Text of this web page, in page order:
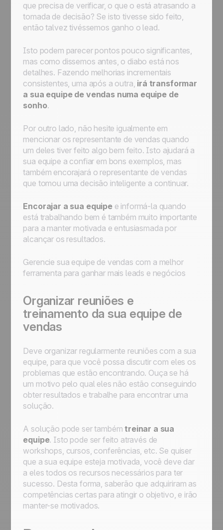
que precisa de verificar, o que o está atrasando a
tomada de decisão? Se isto tivesse sido feito,
então talvez tivéssemos ganho o lead.
Isto podem parecer pontos pouco significantes,
mas como dissemos antes, o diabo está nos
detalhes. Fazendo melhorias incrementais
consistentes, uma após a outra, irá transformar
a sua equipe de vendas numa equipe de
sonho.
Por outro lado, não hesite igualmente em
mencionar os representante de vendas quando
um deles tiver feito algo bem feito. Isto ajudará a
sua equipe a confiar em bons exemplos, mas
também encorajará o representante de vendas
que tomou uma decisão inteligente a continuar.
Encorajar a sua equipee informá-la quando
está trabalhando bem é também muito importante
para a manter motivada e entusiasmada por
alcançar os resultados.
Gerencie sua equipe de vendas com a melhor
ferramenta para ganhar mais leads e negócios
Organizar reuniões e
treinamento da sua equipe de
vendas
Deve organizar regularmente reuniões com a sua
equipe, para que você possa discutir com eles os
problemas que estão encontrando. Ouça se há
um motivo pelo qual eles não estão conseguindo
obter resultados e trabalhe para encontrar uma
solução.
A solução pode ser tambémtreinar a sua
equipe. Isto pode ser feito através de
workshops, cursos, conferências, etc. Se quiser
que a sua equipe esteja motivada, você deve dar
a eles todos os recursos necessários para ter
sucesso. Desta forma, saberão que adquiriram as
competências certas para atingir o objetivo, e irão
manter-se motivados.